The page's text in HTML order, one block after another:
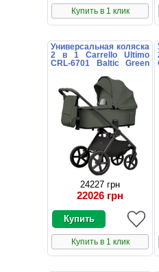
Купить в 1 клик
Универсальная коляска
2 в 1 Carrello Ultimo
CRL-6701 Baltic Green
24227 грн
22026 грн
Купить в 1 клик